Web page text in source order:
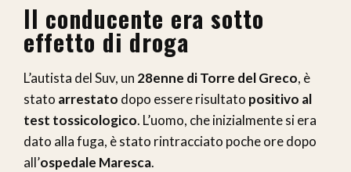
Il conducente era sotto
effetto di droga
L’autista del Suv, un 28enne di Torre del Greco, è
stato arrestato dopo essere risultato positivo al
test tossicologico. L’uomo, che inizialmente si era
dato alla fuga, è stato rintracciato poche ore dopo
all’ospedale Maresca.